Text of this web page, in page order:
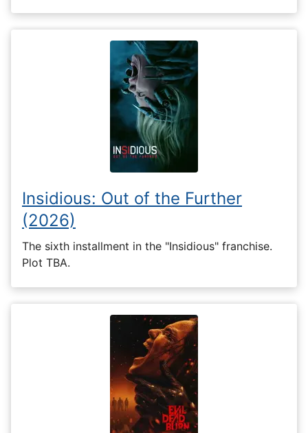
Insidious: Out of the Further
(2026)
The sixth installment in the "Insidious" franchise.
Plot TBA.